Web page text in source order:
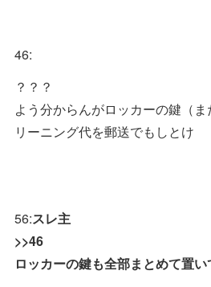
46:
？？？
よう分からんがロッカーの鍵（
リーニング代を郵送でもしとけ
56:スレ主
>>46
ロッカーの鍵も全部まとめて置い